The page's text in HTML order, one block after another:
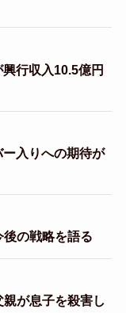
行収入10.5億円
入りへの期待が
の戦略を語る
が息子を殺害し